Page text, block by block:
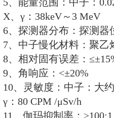
4、数字式LCD
5、可存储140万
丢失。
6、USB数据接
7、剂量率超阈